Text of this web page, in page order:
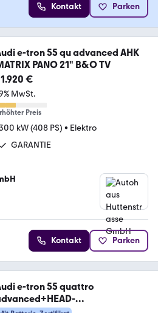
Kontakt Parken
e-tron 55 qu advanced AHK
PANO 21" B&O TV
€
MwSt.
Preis
kW (408 PS) • Elektro
GARANTIE
Kontakt Parken
e-tron 55 quattro